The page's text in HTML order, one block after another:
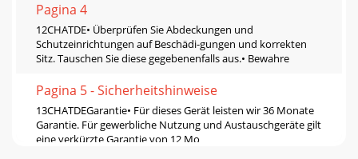
Pagina 4
12CHATDE• Überprüfen Sie Abdeckungen und
Schutzeinrichtungen auf Beschädi-gungen und korrekten
Sitz. Tauschen Sie diese gegebenenfalls aus.• Bewahre
Pagina 5 - Sicherheitshinweise
13CHATDEGarantie• Für dieses Gerät leisten wir 36 Monate
Garantie. Für gewerbliche Nutzung und Austauschgeräte gilt
eine verkürzte Garantie von 12 Mo